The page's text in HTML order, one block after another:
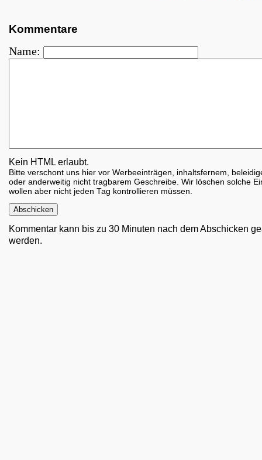
Kommentare
Name:
Kein HTML erlaubt.
Bitte verschont uns hier vor Werbeeinträgen, inhaltsfernem,
oder anderweitig nicht tragbarem Geschreibe. Wir löschen solche
wollen aber nicht jeden Tag kontrollieren müssen.
Kommentar kann bis zu 30 Minuten nach dem Abschicken
werden.